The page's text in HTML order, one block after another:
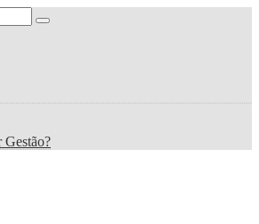
Gestão?